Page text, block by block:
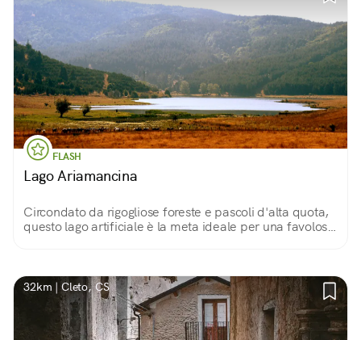
FLASH
Lago Ariamancina
Circondato da rigogliose foreste e pascoli d'alta quota,
questo lago artificiale è la meta ideale per una favolosa
32km | Cleto, CS